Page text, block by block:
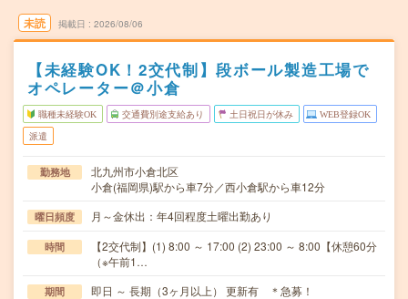
未読 掲載日 2026/08/06
【未経験OK！2交代制】段ボール製造工場で
オペレーター＠小倉
職種未経験OK 交通費別途支給あり 土日祝日が休み WEB登録OK
派遣
勤務地
北九州市小倉北区
小倉(福岡県)駅から車7分／西小倉駅から車12分
曜日頻度 月～金休出：年4回程度土曜出勤あり
時間
【2交代制】(1) 8:00 ～ 17:00 (2) 23:00 ～ 8:00【休憩60分
（※午前1…
期間 即日 ～ 長期（3ヶ月以上） 更新有 ＊急募！